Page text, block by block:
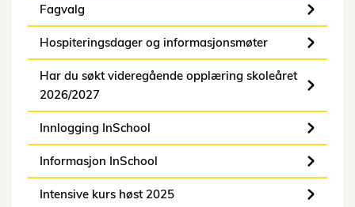
Fagvalg
Hospiteringsdager og informasjonsmøter
Har du søkt videregående opplæring skoleåret
2026/2027
Innlogging InSchool
Informasjon InSchool
Intensive kurs høst 2025